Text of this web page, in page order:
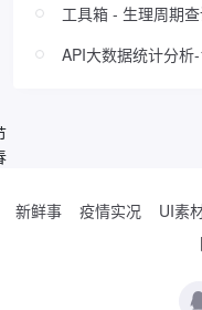
工具箱 - 生理周期
API大数据统计分析
新鲜事 疫情实况 UI素